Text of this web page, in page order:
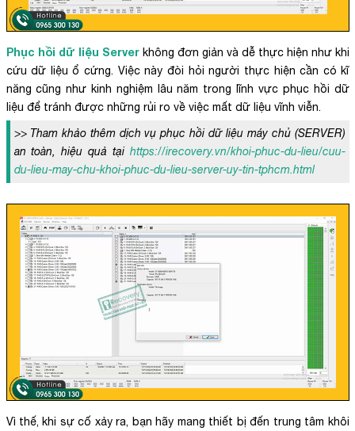
Phục hồi dữ liệu Serverkhông đơn giản và dễ thực hiện như khi
cứu dữ liệu ổ cứng. Việc này đòi hỏi người thực hiện cần có kĩ
năng cũng như kinh nghiệm lâu năm trong lĩnh vực phục hồi dữ
liệu để tránh được những rủi ro về việc mất dữ liệu vĩnh viễn.
>> Tham khảo thêm dịch vụ phục hồi dữ liệu máy chủ (SERVER)
an toàn, hiệu quả tại https://irecovery.vn/khoi-phuc-du-lieu/cuu-
du-lieu-may-chu-khoi-phuc-du-lieu-server-uy-tin-tphcm.html
Vì thế, khi sự cố xảy ra, bạn hãy mang thiết bị đến trung tâm khôi